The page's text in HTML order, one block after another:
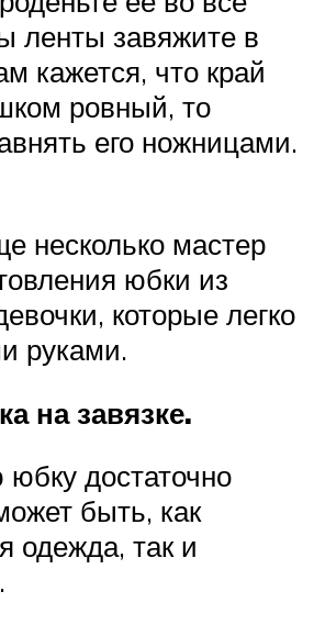
ленты завяжите в
кажется, что край
ровный, то
его ножницами.
несколько мастер
юбки из
которые легко
руками.
на завязке.
достаточно
быть, как
одежда, так и